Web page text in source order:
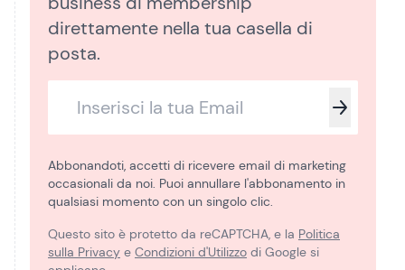
direttamente nella tua casella di
posta.
Abbonandoti, accetti di ricevere email di marketing
occasionali da noi. Puoi annullare l'abbonamento in
qualsiasi momento con un singolo clic.
Questo sito è protetto da reCAPTCHA, e la Politica
sulla Privacy e Condizioni d'Utilizzo di Google si